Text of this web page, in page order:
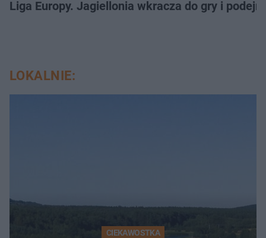
Liga Europy. Jagiellonia wkracza do gry i
LOKALNIE:
CIEKAWOSTKA